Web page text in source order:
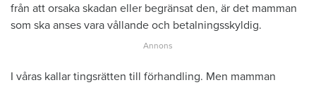
från att orsaka skadan eller begränsat den, är det mamman
som ska anses vara vållande och betalningsskyldig.
I våras kallar tingsrätten till förhandling. Men mamman